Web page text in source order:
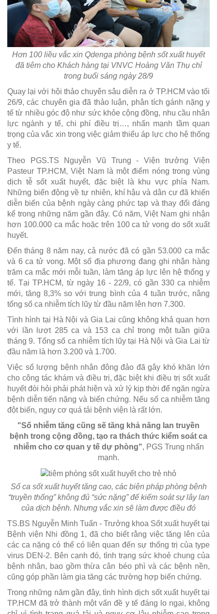
Hơn 100 liều vắc xin Qdenga phòng bệnh sốt xuất huyết
đã tiêm cho Khách hàng tại VNVC Hoàng Văn Thụ chỉ
trong buổi sáng ngày 28/9
Quay lại với hội thảo chuyên sâu diễn ra ở TP.HCM vào tối
26/9, các chuyên gia đã thảo luận, phân tích gánh nặng y
tế từ nhiều góc độ như sức khỏe cộng đồng, nhu cầu nhân
lực ngành y tế, chi phí điều trị…, nhấn mạnh tầm quan
trọng của vắc xin trong việc giảm thiểu áp lực cho hệ thống
y tế.
Theo PGS.TS Nguyễn Vũ Trung - Viện trưởng Viện
Pasteur TP.HCM, Việt Nam là một điểm nóng trong vùng
dịch tễ sốt xuất huyết, đặc biệt là khu vực phía Nam.
Những biến động về tự nhiên, khí hậu và dân cư đã khiến
diễn biến của bệnh ngày càng phức tạp và thay đổi đáng
kể trong những năm gần đây. Có năm, Việt Nam ghi nhận
hơn 100.000 ca mắc hoặc trên 100 ca tử vong do sốt xuất
huyết.
Đến tháng 8 năm nay, cả nước đã có gần 53.000 ca mắc
và 6 ca tử vong. Một số địa phương đang ghi nhận hàng
trăm ca mắc mới mỗi tuần, làm tăng áp lực lên hệ thống y
tế. Tại TP.HCM, từ ngày 16 - 22/9, có gần 330 ca nhiễm
mới, tăng 8,3% so với trung bình của 4 tuần trước, nâng
tổng số ca nhiễm tích lũy từ đầu năm lên hơn 7.300.
Tình hình tại Hà Nội và Gia Lai cũng không khả quan hơn
với lần lượt 285 ca và 153 ca chỉ trong một tuần giữa
tháng 9. Tổng số ca nhiễm tích lũy tại Hà Nội và Gia Lai từ
đầu năm là hơn 3.200 và 1.700.
Việc số lượng bệnh nhân đông đảo đã gây khó khăn lớn
cho công tác khám và điều trị, đặc biệt khi điều trị sốt xuất
huyết đòi hỏi phải phát hiện và xử lý kịp thời để ngăn ngừa
bệnh diễn tiến nặng và biến chứng. Nếu số ca nhiễm tăng
đột biến, nguy cơ quá tải bệnh viện là rất lớn.
"Số nhiễm tăng cũng sẽ tăng khả năng lan truyền
bệnh trong cộng đồng, tạo ra thách thức kiểm soát ca
nhiễm cho cơ quan y tế dự phòng", PGS Trung nhấn
mạnh.
Số ca sốt xuất huyết tăng cao, các biện pháp phòng bệnh
“truyền thống” không đủ “sức nặng” để kiểm soát sự lây lan
của dịch bệnh. Nhưng vắc xin sẽ làm được điều đó
TS.BS Nguyễn Minh Tuấn - Trưởng khoa Sốt xuất huyết tại
Bệnh viện Nhi đồng 1, đã cho biết rằng việc tăng lên của
các ca nặng có thể có liên quan đến sự thống trị của type
virus DEN-2. Bên cạnh đó, tình trạng sức khoẻ chung của
bệnh nhân, bao gồm thừa cân béo phì và các bệnh nền,
cũng góp phần làm gia tăng các trường hợp biến chứng.
Trong những năm gần đây, tình hình dịch sốt xuất huyết tại
TP.HCM đã trở thành một vấn đề y tế đáng lo ngại, không